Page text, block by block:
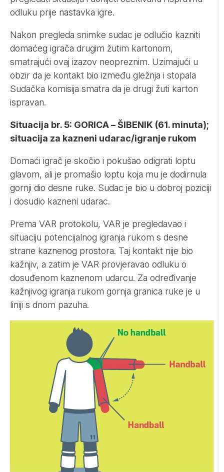
odluku prije nastavka igre.
Nakon pregleda snimke sudac je odlučio kazniti
domaćeg igrača drugim žutim kartonom,
smatrajući ovaj izazov neopreznim. Uzimajući u
obzir da je kontakt bio između gležnja i stopala
Sudačka komisija smatra da je drugi žuti karton
ispravan.
Situacija br. 5: GORICA – ŠIBENIK (61. minuta);
situacija za kazneni udarac/igranje rukom
Domaći igrač je skočio i pokušao odigrati loptu
glavom, ali je promašio loptu koja mu je dodirnula
gornji dio desne ruke. Sudac je bio u dobroj poziciji
i dosudio kazneni udarac.
Prema VAR protokolu, VAR je pregledavao i
situaciju potencijalnog igranja rukom s desne
strane kaznenog prostora. Taj kontakt nije bio
kažnjiv, a zatim je VAR provjeravao odluku o
dosuđenom kaznenom udarcu. Za određivanje
kažnjivog igranja rukom gornja granica ruke je u
liniji s dnom pazuha.